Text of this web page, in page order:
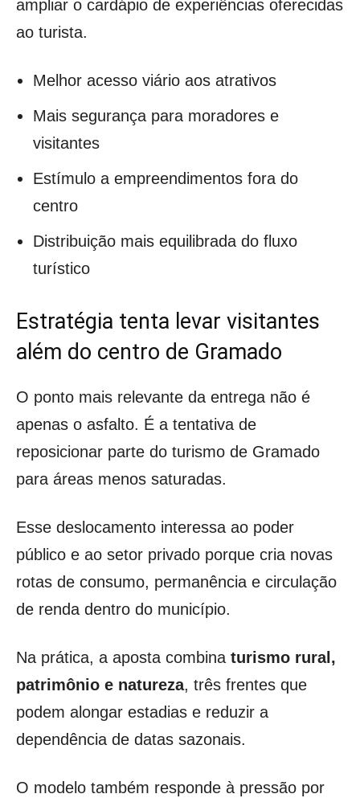
ampliar o cardápio de experiências oferecidas
ao turista.
Melhor acesso viário aos atrativos
Mais segurança para moradores e
visitantes
Estímulo a empreendimentos fora do
centro
Distribuição mais equilibrada do fluxo
turístico
Estratégia tenta levar visitantes
além do centro de Gramado
O ponto mais relevante da entrega não é
apenas o asfalto. É a tentativa de
reposicionar parte do turismo de Gramado
para áreas menos saturadas.
Esse deslocamento interessa ao poder
público e ao setor privado porque cria novas
rotas de consumo, permanência e circulação
de renda dentro do município.
Na prática, a aposta combina turismo rural,
patrimônio e natureza, três frentes que
podem alongar estadias e reduzir a
dependência de datas sazonais.
O modelo também responde à pressão por